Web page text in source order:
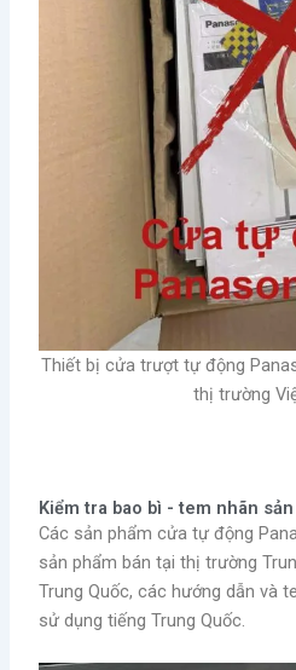
Thiết bị cửa trượt tự động
thị trường
Kiểm tra bao bì - tem nhãn
Các sản phẩm cửa tự động
sản phẩm bán tại thị trường
Trung Quốc, các hướng dẫn và
sử dụng tiếng Trung Quốc.